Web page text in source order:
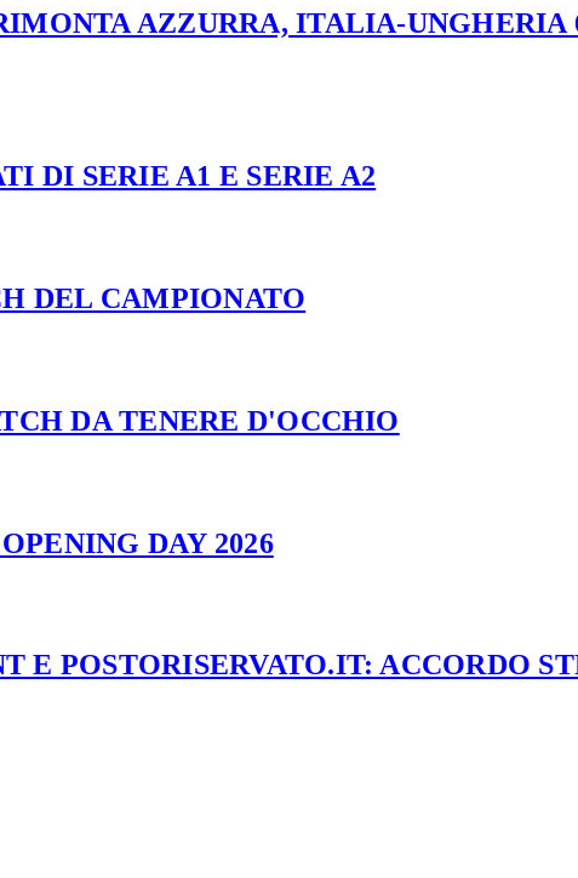
AZZURRA, ITALIA-UNGHERIA
DI SERIE A1 E SERIE A2
DEL CAMPIONATO
DA TENERE D'OCCHIO
DAY 2026
POSTORISERVATO.IT: ACCORDO